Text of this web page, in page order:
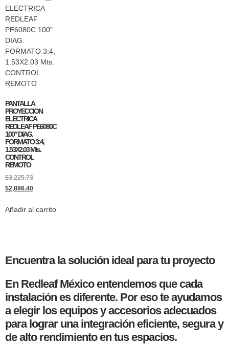
PANTALLA
PROYECCION
ELECTRICA
REDLEAF PE6080C
100″ DIAG.
FORMATO 3:4,
1.53X2.03 Mts.
CONTROL
REMOTO
$3,225.73
$2,886.40
Añadir al carrito
Encuentra la solución ideal para tu proyecto
En Redleaf México entendemos que cada
instalación es diferente. Por eso te ayudamos
a elegir los equipos y accesorios adecuados
para lograr una integración eficiente, segura y
de alto rendimiento en tus espacios.